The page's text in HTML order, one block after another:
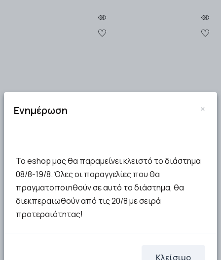
Cleansing Water Νερό
Καθαρισμού Χωρίς
ΣΤΟ ΚΑΛΑΘΙ ΣΤΟ ΚΑΛΑΘΙ
Ενημέρωση ×
Το eshop μας θα παραμείνει κλειστό το διάστημα
08/8-19/8. Όλες οι παραγγελίες που θα
πραγματοποιηθούν σε αυτό το διάστημα, θα
διεκπεραιωθούν από τις 20/8 με σειρά
προτεραιότητας!
Κλείσιμο